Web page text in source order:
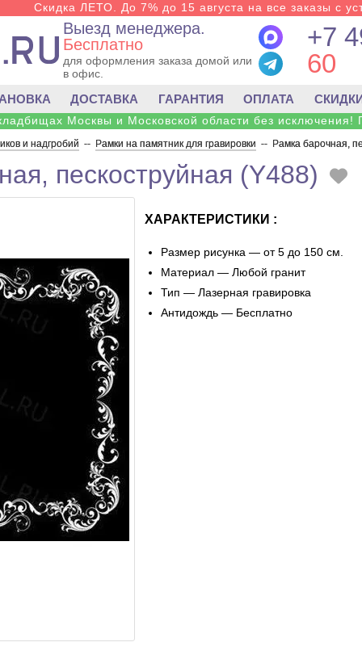
Скидка ЛЕТО. До 7% до 15 августа на все заказы с
Выезд менеджера.
Бесплатно
для оформления заказа домой или
в офис.
+7
60
ДОСТАВКА ГАРАНТИЯ ОПЛАТА
Москвы и Московской области без исключения!
и надгробий -- Рамки на памятник для гравировки -- Рамка барочная,
пескоструйная (Y488)
ХАРАКТЕРИСТИКИ :
Размер рисунка — от 5 до 150 см.
Материал — Любой гранит
Тип — Лазерная гравировка
Антидождь — Бесплатно